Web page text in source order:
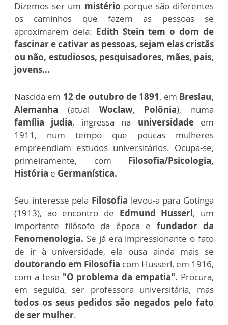
Dizemos ser um mistério porque são diferentes
os caminhos que fazem as pessoas se
aproximarem dela: Edith Stein tem o dom de
fascinar e cativar as pessoas, sejam elas cristãs
ou não, estudiosos, pesquisadores, mães, pais,
jovens...
Nascida em 12 de outubro de 1891, em Breslau,
Alemanha (atual Woclaw, Polônia), numa
família judia, ingressa na universidadeem
1911, num tempo que poucas mulheres
empreendiam estudos universitários. Ocupa-se,
primeiramente, com Filosofia/Psicologia,
História e Germanística.
Seu interesse pela Filosofia levou-a para Gotinga
(1913), ao encontro de Edmund Husserl, um
importante filósofo da época e fundador da
Fenomenologia. Se já era impressionante o fato
de ir à universidade, ela ousa ainda mais se
doutorando em Filosofia com Husserl, em 1916,
com a tese "O problema da empatia". Procura,
em seguida, ser professora universitária, mas
todos os seus pedidos são negados pelo fato
de ser mulher.